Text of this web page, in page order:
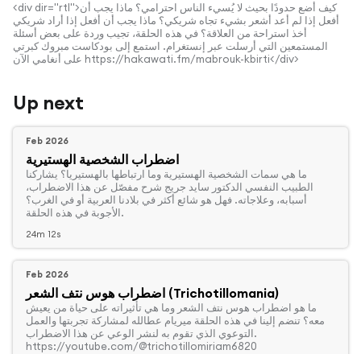
<div dir="rtl">كيف أضع حدودًا بحيث لا يُسيء الناس احترامي؟ ماذا يجب أن
أفعل إذا لم أعد أشعر بشيء تجاه شريكي؟ ماذا يجب أن أفعل إذا أراد شريكي
أخذ استراحة من العلاقة؟ في هذه الحلقة، تجيب وردة على بعض أسئلة
المستمعين التي أرسلت عبر إنستغرام. استمع إلى بودكاست مبروك كبرتي
على أنغامي الآن https://hakawati.fm/mabrouk-kbirti</div>
Up next
Feb 2026
اضطراب الشخصية الهستيرية
‏ما هي سمات الشخصية الهستيرية وما ارتباطها بالهستيريا؟ يشاركنا
الطبيب النفسي الدكتور سايد جريج شرح مفصّل عن هذا الاضطراب،
أسبابه، وعلاجاته. فهل هو شائع أكثر في بلادنا العربية أو في الغرب؟
الأجوبة في هذه الحلقة.
24m 12s
Feb 2026
اضطراب هوس نتف الشعر (Trichotillomania)
‏ما هو اضطراب هوس نتف الشعر وما هي تأثيراته على حياة من يعيش
معه؟ تنضم إلينا في هذه الحلقة ميريام عطالله لمشاركة تجربتها والعمل
التوعوي الذي تقوم به لنشر الوعي عن هذا الاضطراب.
https://youtube.com/@trichotillomiriam6820